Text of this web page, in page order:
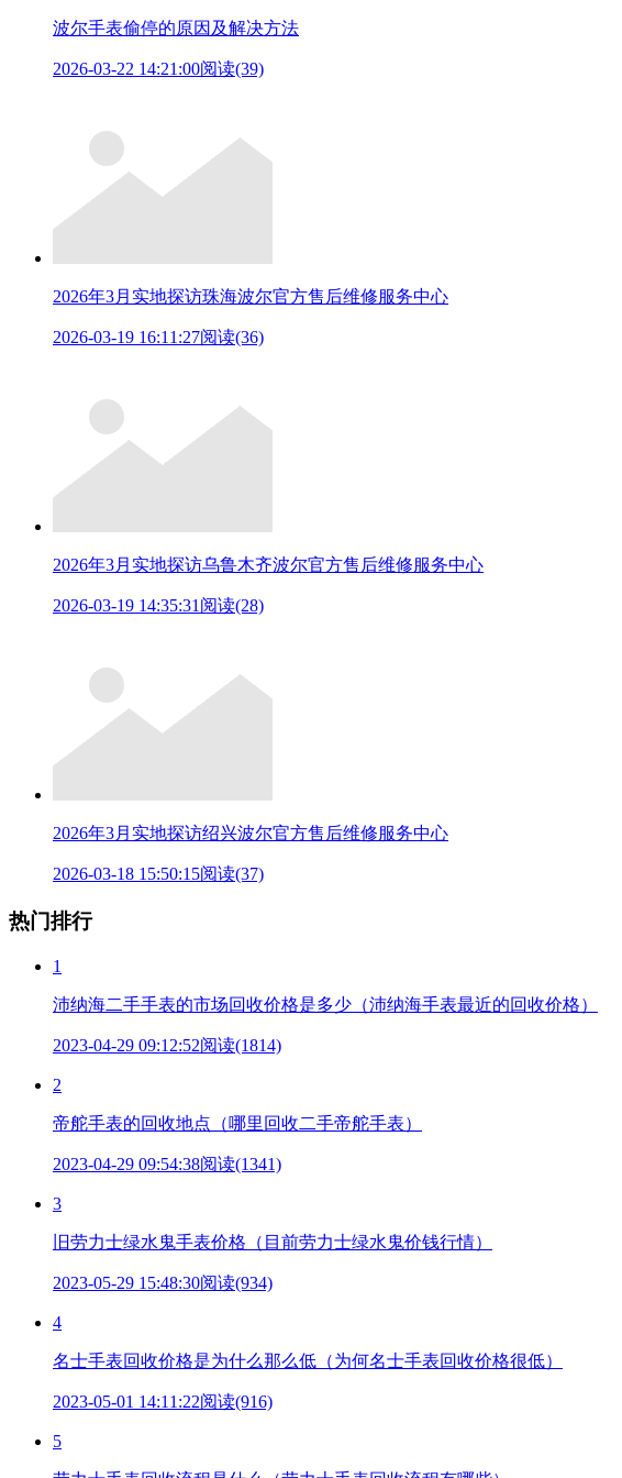
波尔手表偷停的原因及解决方法
2026-03-22 14:21:00阅读(39)
2026年3月实地探访珠海波尔官方售后维修服务中心
2026-03-19 16:11:27阅读(36)
2026年3月实地探访乌鲁木齐波尔官方售后维修服务中心
2026-03-19 14:35:31 阅读(28)
2026年3月实地探访绍兴波尔官方售后维修服务中心
2026-03-18 15:50:15阅读(37)
热门排行
1
沛纳海二手手表的市场回收价格是多少（沛纳海手表最近的回收价格）
2023-04-29 09:12:52阅读(1814)
2
帝舵手表的回收地点（哪里回收二手帝舵手表）
2023-04-29 09:54:38阅读(1341)
3
旧劳力士绿水鬼手表价格（目前劳力士绿水鬼价钱行情）
2023-05-29 15:48:30阅读(934)
4
名士手表回收价格是为什么那么低（为何名士手表回收价格很低）
2023-05-01 14:11:22阅读(916)
5